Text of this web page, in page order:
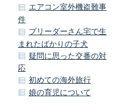
エアコン室外機盗難事
件
ブリーダーさん宅で生
まれたばかりの子犬
疑問に思った交番の対
応
初めての海外旅行
娘の育児について